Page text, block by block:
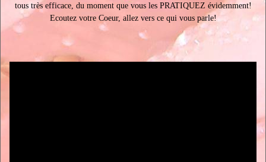
tous très efficace, du moment que vous les PRATIQUEZ évidemment!
Ecoutez votre Coeur, allez vers ce qui vous parle!